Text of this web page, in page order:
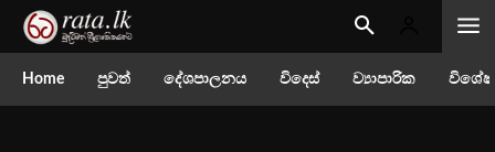
Home පුවත් දේශපාලනය විදෙස් ව්‍යාපාරික